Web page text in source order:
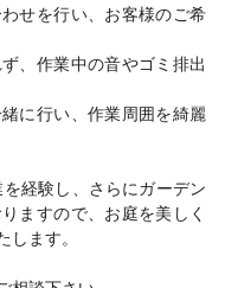
せを行い、お客様のご希
、作業中の音やゴミ排出
に行い、作業周囲を綺麗
経験し、さらにガーデン
ますので、お庭を美しく
ます。